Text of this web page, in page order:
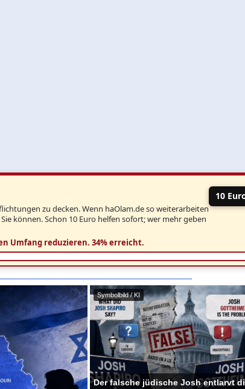
zu decken. Wenn haOlam.de so weiterarbeiten
können. Schon 10 Euro helfen sofort; wer mehr geben
10
Umfang reduzieren. 34% erreicht.
Symbolbild / KI
Der falsche jüdische Josh entlarvt